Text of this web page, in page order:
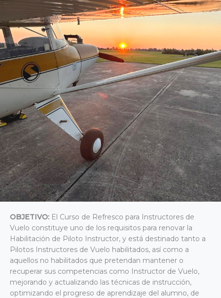
OBJETIVO: El Curso de Refresco para Instructores de
Vuelo constituye uno de los requisitos para renovar la
Habilitación de Piloto Instructor, y está destinado tanto a
Pilotos Instructores de Vuelo habilitados, así como a
aquellos no habilitados que pretendan mantener o
recuperar sus competencias como Instructor de Vuelo,
mejorando y actualizando las técnicas de instrucción,
optimizando el progreso de aprendizaje del alumno, de